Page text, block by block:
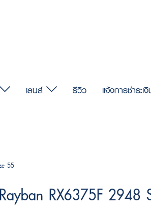
เลนส์ รีวิว แจ้งการชำระเ
55
Rayban RX6375F 2948